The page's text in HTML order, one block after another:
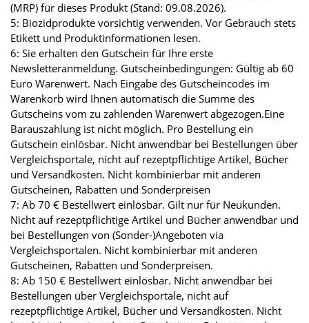
(MRP) für dieses Produkt (Stand: 09.08.2026).
5: Biozidprodukte vorsichtig verwenden. Vor Gebrauch stets
Etikett und Produktinformationen lesen.
6: Sie erhalten den Gutschein für Ihre erste
Newsletteranmeldung. Gutscheinbedingungen: Gültig ab 60
Euro Warenwert. Nach Eingabe des Gutscheincodes im
Warenkorb wird Ihnen automatisch die Summe des
Gutscheins vom zu zahlenden Warenwert abgezogen.Eine
Barauszahlung ist nicht möglich. Pro Bestellung ein
Gutschein einlösbar. Nicht anwendbar bei Bestellungen über
Vergleichsportale, nicht auf rezeptpflichtige Artikel, Bücher
und Versandkosten. Nicht kombinierbar mit anderen
Gutscheinen, Rabatten und Sonderpreisen
7: Ab 70 € Bestellwert einlösbar. Gilt nur für Neukunden.
Nicht auf rezeptpflichtige Artikel und Bücher anwendbar und
bei Bestellungen von (Sonder-)Angeboten via
Vergleichsportalen. Nicht kombinierbar mit anderen
Gutscheinen, Rabatten und Sonderpreisen.
8: Ab 150 € Bestellwert einlösbar. Nicht anwendbar bei
Bestellungen über Vergleichsportale, nicht auf
rezeptpflichtige Artikel, Bücher und Versandkosten. Nicht